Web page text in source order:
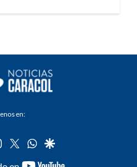
en:
instagram
twitterwhatsapp
google